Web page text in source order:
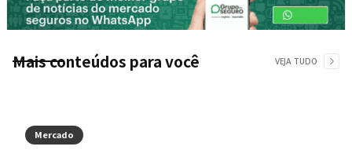
Mais conteúdos para você VEJA TUDO
Mercado